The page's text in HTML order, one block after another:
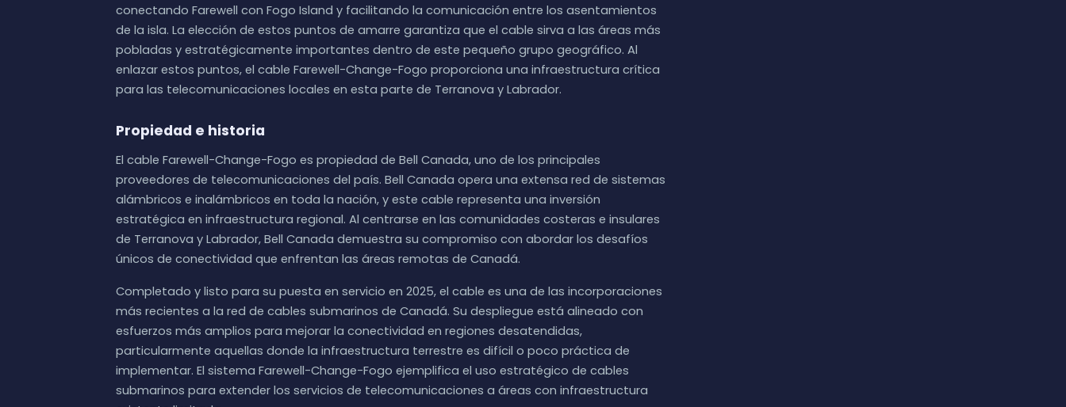
conectando Farewell con Fogo Island y facilitando la comunicación entre los asentamientos
de la isla. La elección de estos puntos de amarre garantiza que el cable sirva a las áreas más
pobladas y estratégicamente importantes dentro de este pequeño grupo geográfico. Al
enlazar estos puntos, el cable Farewell-Change-Fogo proporciona una infraestructura crítica
para las telecomunicaciones locales en esta parte de Terranova y Labrador.
Propiedad e historia
El cable Farewell-Change-Fogo es propiedad de Bell Canada, uno de los principales
proveedores de telecomunicaciones del país. Bell Canada opera una extensa red de sistemas
alámbricos e inalámbricos en toda la nación, y este cable representa una inversión
estratégica en infraestructura regional. Al centrarse en las comunidades costeras e insulares
de Terranova y Labrador, Bell Canada demuestra su compromiso con abordar los desafíos
únicos de conectividad que enfrentan las áreas remotas de Canadá.
Completado y listo para su puesta en servicio en 2025, el cable es una de las incorporaciones
más recientes a la red de cables submarinos de Canadá. Su despliegue está alineado con
esfuerzos más amplios para mejorar la conectividad en regiones desatendidas,
particularmente aquellas donde la infraestructura terrestre es difícil o poco práctica de
implementar. El sistema Farewell-Change-Fogo ejemplifica el uso estratégico de cables
submarinos para extender los servicios de telecomunicaciones a áreas con infraestructura